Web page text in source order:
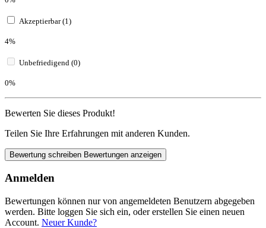
Akzeptierbar (1)
4%
Unbefriedigend (0)
0%
Bewerten Sie dieses Produkt!
Teilen Sie Ihre Erfahrungen mit anderen Kunden.
Bewertung schreiben Bewertungen anzeigen
Anmelden
Bewertungen können nur von angemeldeten Benutzern abgegeben
werden. Bitte loggen Sie sich ein, oder erstellen Sie einen neuen
Account. Neuer Kunde?